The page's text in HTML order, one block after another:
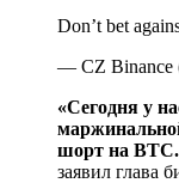
Don’t bet
— CZ Binance
«Сегодня у
шорт на BTC.
заявил глава